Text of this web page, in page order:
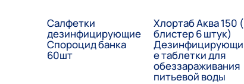
Салфетки
дезинфицирующие
Спороцид банка
60шт
Хлортаб Аква 150 (
блистер 6 штук)
Дезинфицирующи
е таблетки для
обеззараживания
питьевой воды